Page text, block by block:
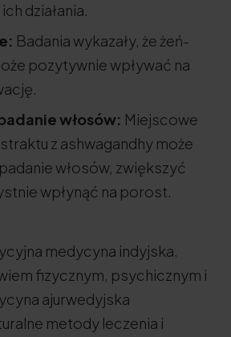
działania.
Badania wykazały, że żeń-
pozytywnie wpływać na
włosów: Miejscowe
z ashwagandhy może
włosów, zwiększyć
wpłynąć na porost.
medycyna indyjska.
fizycznym, psychicznym i
ajurwedyjska
metody leczenia i